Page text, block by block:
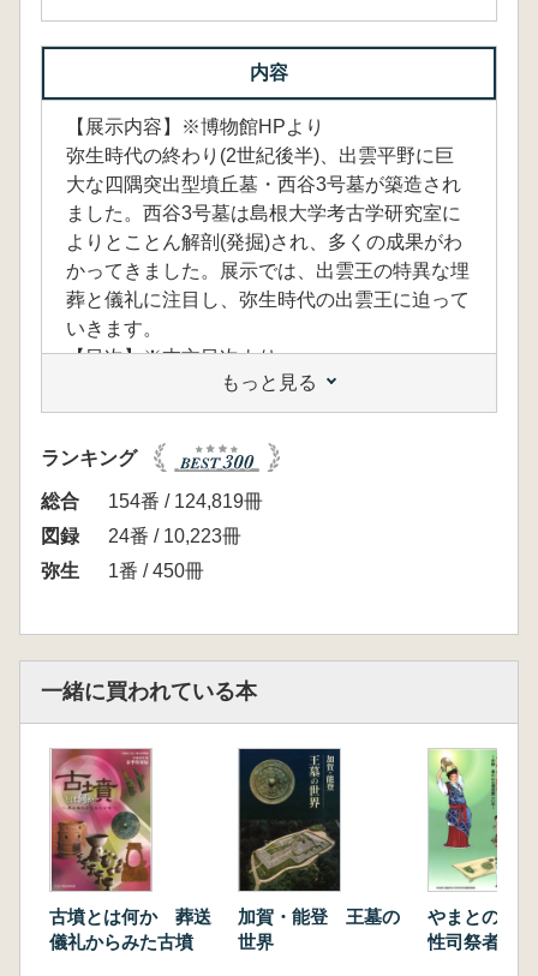
内容
【展示内容】※博物館HPより
弥生時代の終わり(2世紀後半)、出雲平野に巨
大な四隅突出型墳丘墓・西谷3号墓が築造され
ました。西谷3号墓は島根大学考古学研究室に
よりとことん解剖(発掘)され、多くの成果がわ
かってきました。展示では、出雲王の特異な埋
葬と儀礼に注目し、弥生時代の出雲王に迫って
いきます。
【目次】※本文目次より
序章 出雲王 登場
第1章 出雲王の埋葬と墓上の儀礼
第2章 吉備王の埋葬と墓上の儀礼
第3章 出雲王の外交
第4章 出雲王の行方と墓上の儀礼
第5章 出雲の王墓と王の特色
西谷3号墓の成果をもとに、フルカラーでわか
隅突出型墳丘墓の変遷を簡潔に知る上でもよい
ものです。
もっと見る
ランキング
総合
154番 / 124,819冊
図録
24番 / 10,223冊
弥生
1番 / 450冊
一緒に買われている本
古墳とは何か 葬送
儀礼からみた古墳
加賀・能登 王墓の
世界
やまとのみ
性司祭者